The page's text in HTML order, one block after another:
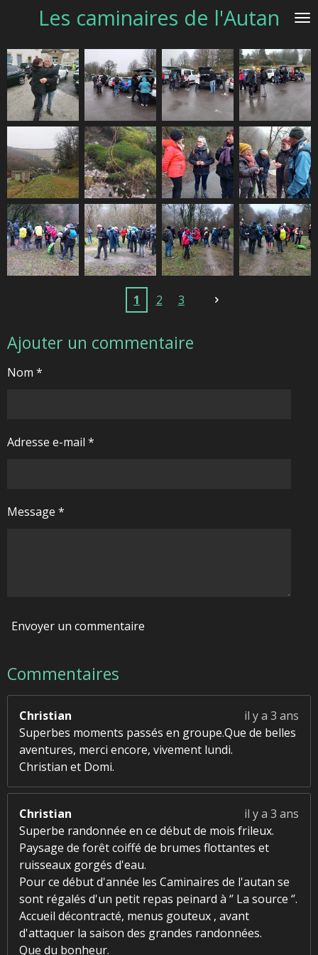
Passer
contenu
principal
Les caminaires de l'Autan
1 2 3
Ajouter un commentaire
Nom *
Adresse e-mail *
Message *
Envoyer un commentaire
Commentaires
Christian
il y a 3 ans
Superbes moments passés en groupe.Que de belles
aventures, merci encore, vivement lundi.
Christian et Domi.
Christian
il y a 3 ans
Superbe randonnée en ce début de mois frileux.
Paysage de forêt coiffé de brumes flottantes et
ruisseaux gorgés d'eau.
Pour ce début d'année les Caminaires de l'autan se
sont régalés d'un petit repas peinard à ‘’ La source ‘’.
Accueil décontracté, menus gouteux , avant
d'attaquer la saison des grandes randonnées.
Que du bonheur.